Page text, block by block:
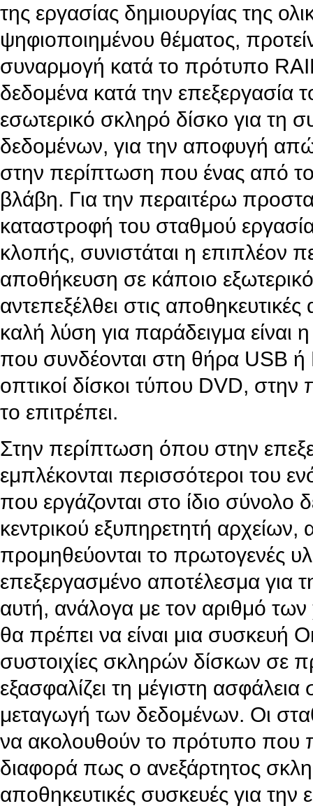
της εργασίας δημιουργίας της
ψηφιοποιημένου θέματος,
συναρμογή κατά το πρότυπο
δεδομένα κατά την επεξεργασία
εσωτερικό σκληρό δίσκο για τη
δεδομένων, για την αποφυγή
στην περίπτωση που ένας από
βλάβη. Για την περαιτέρω
καταστροφή του σταθμού
κλοπής, συνιστάται η επιπλέον
αποθήκευση σε κάποιο
αντεπεξέλθει στις
καλή λύση για παράδειγμα
που συνδέονται στη θήρα USB ή
οπτικοί δίσκοι τύπου DVD,
το επιτρέπει.
Στην περίπτωση όπου στην
εμπλέκονται περισσότεροι του
που εργάζονται στο ίδιο σύνολο
κεντρικού εξυπηρετητή
προμηθεύονται το πρωτογενές
επεξεργασμένο αποτέλεσμα για
αυτή, ανάλογα με τον αριθμό
θα πρέπει να είναι μια
συστοιχίες σκληρών δίσκων σε
εξασφαλίζει τη μέγιστη
μεταγωγή των δεδομένων. Οι
να ακολουθούν το πρότυπο που
διαφορά πως ο ανεξάρτητος
αποθηκευτικές συσκευές για